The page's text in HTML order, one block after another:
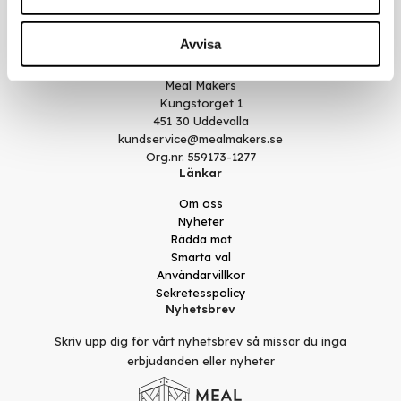
Avvisa
Nyhetsbrev
Skriv upp dig för vårt nyhetsbrev så missar du inga
erbjudanden eller nyheter
Länkar
Om oss
Nyheter
Rädda mat
Smarta val
Användarvillkor
Sekretesspolicy
Meal Makers
Kungstorget 1
451 30 Uddevalla
kundservice@mealmakers.se
Org.nr. 559173-1277